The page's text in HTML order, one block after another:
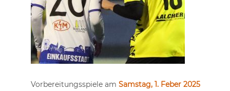
Vorbereitungsspiele am Samstag, 1. Feber 2025